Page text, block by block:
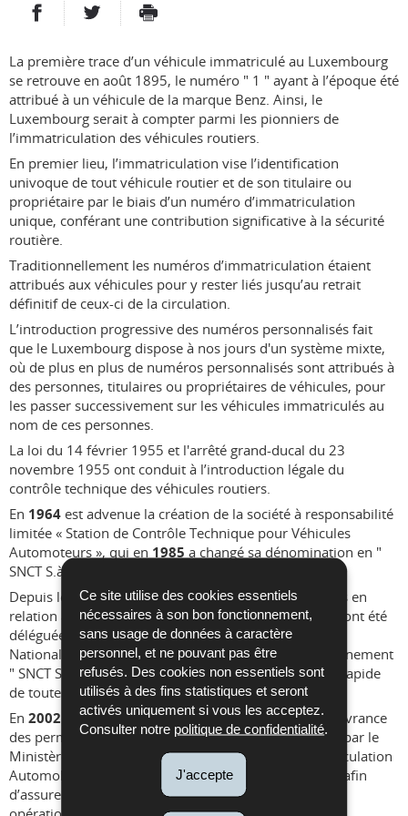
Ce site utilise des cookies essentiels
nécessaires à son bon fonctionnement,
sans usage de données à caractère
personnel, et ne pouvant pas être
refusés. Des cookies non essentiels sont
utilisés à des fins statistiques et seront
activés uniquement si vous les acceptez.
Consulter notre politique de confidentialité.
J'accepte
PARTAGER SUR FACEBOOK
PARTAGER SUR TWITTER
IMPRIMER
La première trace d’un véhicule immatriculé au Luxembourg
se retrouve en août 1895, le numéro " 1 " ayant à l’époque été
attribué à un véhicule de la marque Benz. Ainsi, le
Luxembourg serait à compter parmi les pionniers de
l’immatriculation des véhicules routiers.
En premier lieu, l’immatriculation vise l’identification
univoque de tout véhicule routier et de son titulaire ou
propriétaire par le biais d’un numéro d’immatriculation
unique, conférant une contribution significative à la sécurité
routière.
Traditionnellement les numéros d’immatriculation étaient
attribués aux véhicules pour y rester liés jusqu’au retrait
définitif de ceux-ci de la circulation.
L’introduction progressive des numéros personnalisés fait
que le Luxembourg dispose à nos jours d'un système mixte,
où de plus en plus de numéros personnalisés sont attribués à
des personnes, titulaires ou propriétaires de véhicules, pour
les passer successivement sur les véhicules immatriculés au
nom de ces personnes.
La loi du 14 février 1955 et l'arrêté grand-ducal du 23
novembre 1955 ont conduit à l’introduction légale du
contrôle technique des véhicules routiers.
En 1964 est advenue la création de la société à responsabilité
limitée « Station de Contrôle Technique pour Véhicules
Automoteurs », qui en 1985 a changé sa dénomination en "
SNCT S.à.r.l. ".
Depuis le
erjanvier 1993, les tâches administratives en
relation avec l’immatriculation des véhicules routiers ont été
déléguées par le Ministère des Transports à la Société
Nationale de Circulation Automobile " SNCA ", (anciennement
" SNCT S.à.r.l. ") afin d’assurer une gestion efficace et rapide
de toutes les opérations relatives à l’immatriculation.
En 2002 les activités administratives relatives à la délivrance
des permis de conduire ont également été déléguées par le
Ministère des Transports à la Société Nationale de Circulation
Automobile " SNCA ", (anciennement " SNCT S.à.r.l. ") afin
d’assurer une gestion efficace et rapide de toutes les